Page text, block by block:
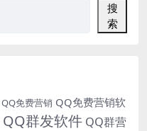
搜
索
QQ免费营销 QQ免费营销软
QQ群发软件 QQ群营